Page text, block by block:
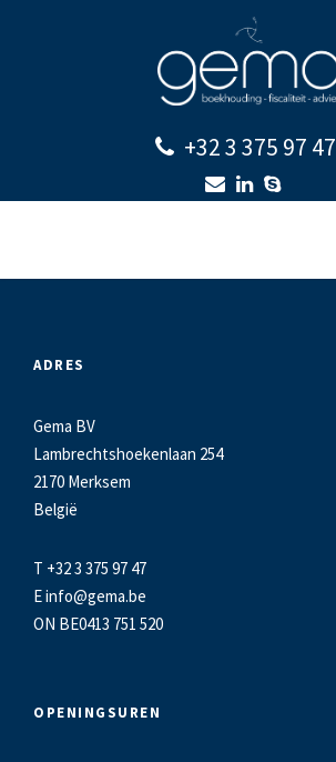
+32 3 375 97 47
ADRES
Gema BV
Lambrechtshoekenlaan 254
2170 Merksem
België
T +32 3 375 97 47
Einfo@gema.be
ON BE0413 751 520
OPENINGSUREN